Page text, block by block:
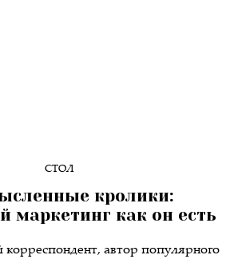
СТОЛ
кролики:
маркетинг как он есть
автор популярного